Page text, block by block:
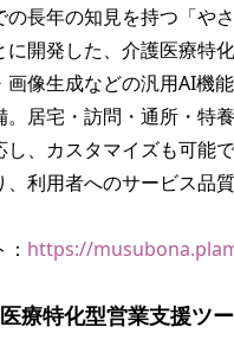
の長年の知見を持つ「や
開発した、介護医療特
画像生成などの汎用AI機
。居宅・訪問・通所・特
し、カスタマイズも可能
利用者へのサービス品
https://
療特化型営業支援ツー